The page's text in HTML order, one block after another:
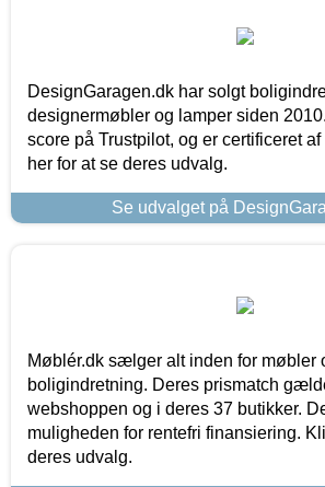
DesignGaragen.dk har solgt
designermøbler og lamper siden
score på Trustpilot, og er certificeret
her for at se deres udvalg.
Se udvalget på
Møblér.dk sælger alt inden for møbler
boligindretning. Deres prismatch
webshoppen og i deres 37 butikker.
muligheden for rentefri finansiering.
deres udvalg.